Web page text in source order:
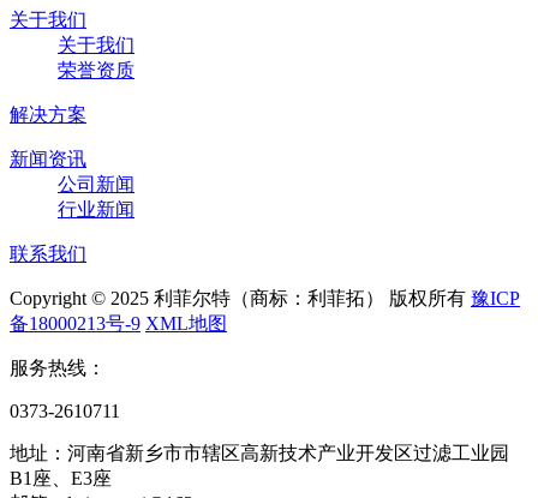
关于我们
关于我们
荣誉资质
解决方案
新闻资讯
公司新闻
行业新闻
联系我们
Copyright © 2025 利菲尔特（商标：利菲拓） 版权所有 豫ICP
备18000213号-9 XML地图
服务热线：
0373-2610711
地址：河南省新乡市市辖区高新技术产业开发区过滤工业园
B1座、E3座